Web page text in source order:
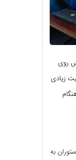
روی
زیادی
به